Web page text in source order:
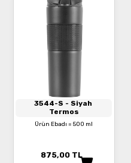
3544-S - Siyah
Termos
Ürün Ebadı = 500 ml
875,00 TL